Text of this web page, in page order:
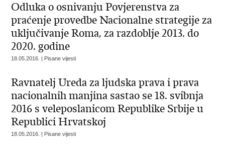
Odluka o osnivanju Povjerenstva za
praćenje provedbe Nacionalne strategije za
uključivanje Roma, za razdoblje 2013. do
2020. godine
18.05.2016. | Pisane vijesti
Ravnatelj Ureda za ljudska prava i prava
nacionalnih manjina sastao se 18. svibnja
2016 s veleposlanicom Republike Srbije u
Republici Hrvatskoj
18.05.2016. | Pisane vijesti